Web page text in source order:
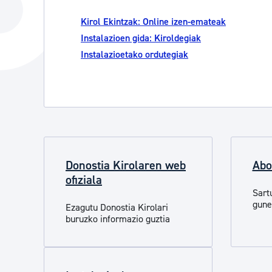
Hiria orain
Hiria ezagutu
Kirol Ekintzak: Online izen-emateak
Instalazioen gida: Kiroldegiak
Instalazioetako ordutegiak
Donostia Kirolaren web
ofiziala
Ezagutu Donostia Kirolari
buruzko informazio guztia